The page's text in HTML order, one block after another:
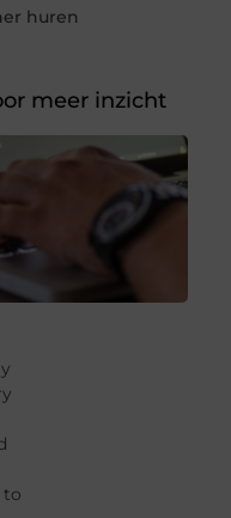
huren
meer inzicht
to